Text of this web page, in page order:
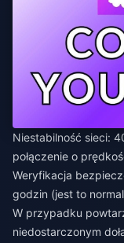
Niestabilność sieci:
połączenie o
Weryfikacja
godzin (jest to
W przypadku
niedostarczonym